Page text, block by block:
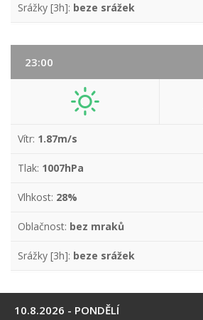
Srážky [3h]: beze srážek
23:00
Vítr: 1.87m/s
Tlak: 1007hPa
Vlhkost: 28%
Oblačnost: bez mraků
Srážky [3h]: beze srážek
10.8.2026 - PONDĚLÍ